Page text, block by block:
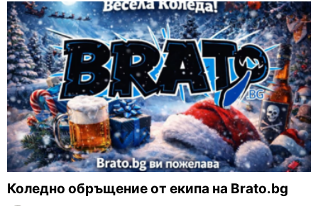
Коледно обръщение от екипа на Brato.bg